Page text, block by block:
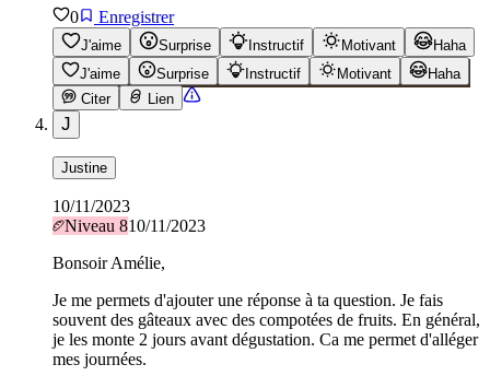
0 Enregistrer
J'aime Surprise Instructif Motivant
Haha
J'aime
Surprise Instructif Motivant
Haha
Citer
Lien
J
Justine
10/11/2023
Niveau 810/11/2023
Bonsoir Amélie,
Je me permets d'ajouter une réponse à ta question. Je fais
souvent des gâteaux avec des compotées de fruits. En général,
je les monte 2 jours avant dégustation. Ca me permet d'alléger
mes journées.